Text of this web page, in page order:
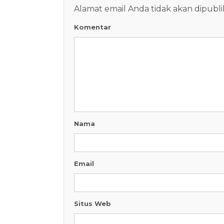
Alamat email Anda tidak akan
Komentar
Nama
Email
Situs Web